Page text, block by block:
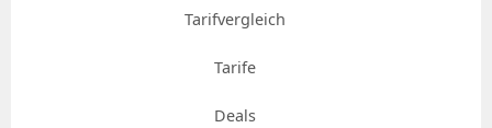
Tarifvergleich
Tarife
Deals